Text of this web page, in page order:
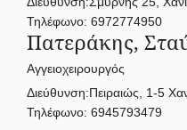
Τηλέφωνο: 6972774950
Πατεράκης,
Αγγειοχειρουργός
Διεύθυνση:Πειραιώς, 1-5
Τηλέφωνο: 6945793479